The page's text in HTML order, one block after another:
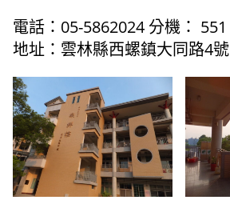
電話：05-5862024 分機： 551
地址：雲林縣西螺鎮大同路4號